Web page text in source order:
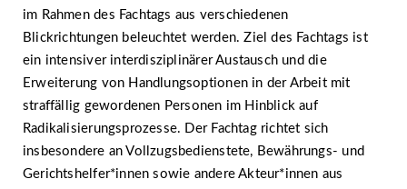
im Rahmen des Fachtags aus verschiedenen
Blickrichtungen beleuchtet werden. Ziel des Fachtags ist
ein intensiver interdisziplinärer Austausch und die
Erweiterung von Handlungsoptionen in der Arbeit mit
straffällig gewordenen Personen im Hinblick auf
Radikalisierungsprozesse. Der Fachtag richtet sich
insbesondere an Vollzugsbedienstete, Bewährungs- und
Gerichtshelfer*innen sowie andere Akteur*innen aus